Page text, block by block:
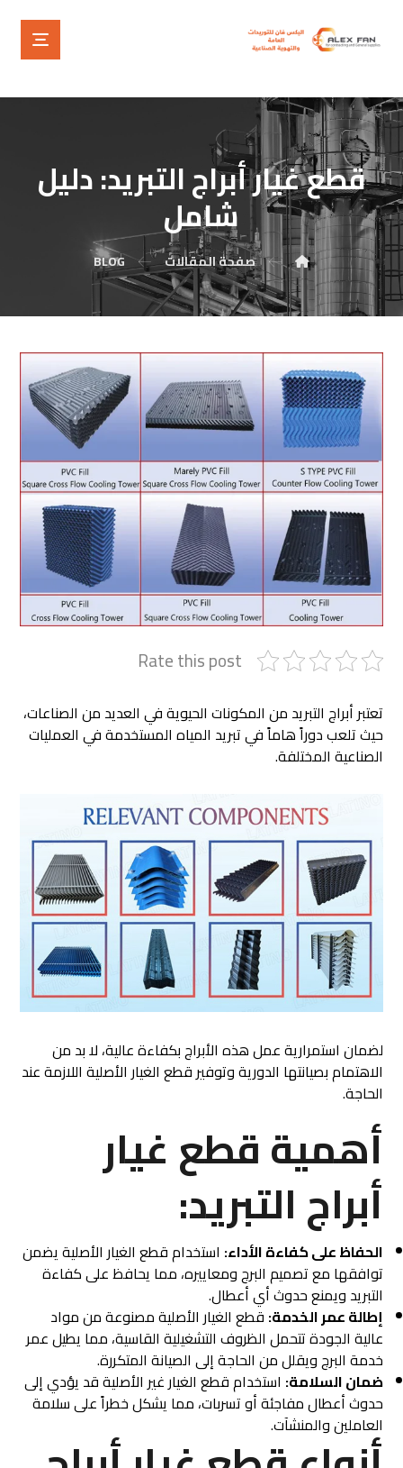
قطع غيار أبراج التبريد: دليل
شامل
صفحة المقالات BLOG
Rate this post
تعتبر أبراج التبريد من المكونات الحيوية في العديد من الصناعات،
حيث تلعب دوراً هاماً في تبريد المياه المستخدمة في العمليات
الصناعية المختلفة.
لضمان استمرارية عمل هذه الأبراج بكفاءة عالية، لا بد من
الاهتمام بصيانتها الدورية وتوفير قطع الغيار الأصلية اللازمة عند
الحاجة.
أهمية قطع غيار
أبراج التبريد:
الحفاظ على كفاءة الأداء: استخدام قطع الغيار الأصلية يضمن
توافقها مع تصميم البرج ومعاييره، مما يحافظ على كفاءة
التبريد ويمنع حدوث أي أعطال.
إطالة عمر الخدمة: قطع الغيار الأصلية مصنوعة من مواد
عالية الجودة تتحمل الظروف التشغيلية القاسية، مما يطيل عمر
خدمة البرج ويقلل من الحاجة إلى الصيانة المتكررة.
ضمان السلامة: استخدام قطع الغيار غير الأصلية قد يؤدي إلى
حدوث أعطال مفاجئة أو تسربات، مما يشكل خطراً على سلامة
العاملين والمنشآت.